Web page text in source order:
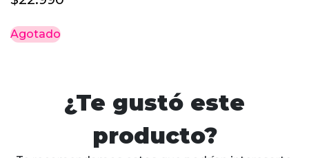
Agotado
¿Te gustó este
producto?